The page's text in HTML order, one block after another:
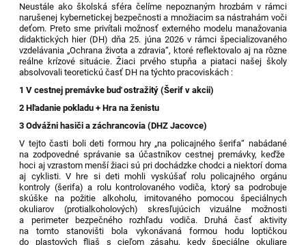
Neustále ako školská sféra čelíme nepoznaným hrozbám v rámci
narušenej kybernetickej bezpečnosti a množiacim sa nástrahám voči
deťom. Preto sme privítali možnosť externého modelu manažovania
didaktických hier (DH) dňa 25. júna 2026 v rámci špecializovaného
vzdelávania „Ochrana života a zdravia“, ktoré reflektovalo aj na rôzne
reálne krízové situácie. Žiaci prvého stupňa a piataci našej školy
absolvovali teoretickú časť DH na týchto pracoviskách :
1 V cestnej premávke buď ostražitý (Šerif v akcii)
2 Hľadanie pokladu + Hra na ženistu
3 Odvážni hasiči a záchrancovia (DHZ Jacovce)
V tejto časti boli deti formou hry „na policajného šerifa“ nabádané
na zodpovedné správanie sa účastníkov cestnej premávky, keďže
hoci aj vzrastom menší žiacisú pri dochádzke chodci a niektorí doma
aj cyklisti. V hre si deti mohli vyskúšať rolu policajného orgánu
kontroly (šerifa) a rolu kontrolovaného vodiča, ktorý sa podrobuje
skúške na požitie alkoholu, imitovaného pomocou špeciálnych
okuliarov (protialkoholových) skresľujúcich vizuálne možnosti
a perimeter bezpečného rozhľadu vodiča. Druhá časť aktivity
na tomto stanovišti bola vykonávaná formou hodu loptičkou
do plastových fliaš s cieľom zásahu, kedy špeciálne okuliare